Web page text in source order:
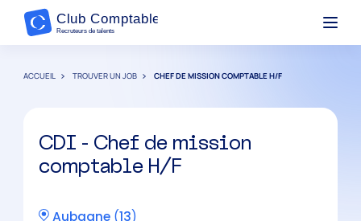
ACCUEIL TROUVER UN JOB CHEF DE MISSION COMPTABLE H/F
CDI - Chef de mission
comptable H/F
Aubagne(13)